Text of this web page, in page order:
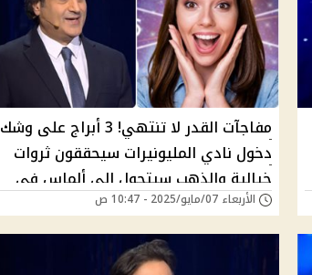
مفاجآت القدر لا تنتهي! 3 أبراج على وشك
دخول نادي المليونيرات سيحققون ثروات
خيالية والذهب سيتحول إلى ألماس في
أياديهم حسب توقعات ميشال حايك
الأربعاء 07/مايو/2025 - 10:47 ص